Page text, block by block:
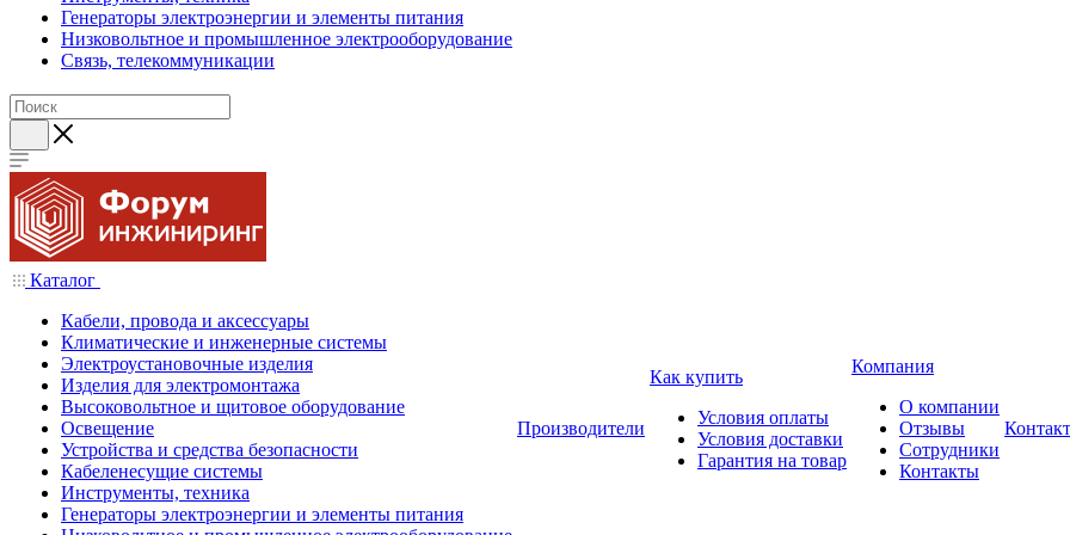
Генераторы электроэнергии и элементы питания
Низковольтное и промышленное электрооборудование
Связь, телекоммуникации
Каталог
Кабели, провода и аксессуары
Климатические и инженерные системы
Электроустановочные изделия
Изделия для электромонтажа
Высоковольтное и щитовое оборудование
Освещение
Устройства и средства безопасности
Кабеленесущие системы
Инструменты, техника
Генераторы электроэнергии и элементы питания
Производители
Как купить
Условия оплаты
Условия доставки
Гарантия на товар
Компания
О компании
Отзывы
Сотрудники
Контакты